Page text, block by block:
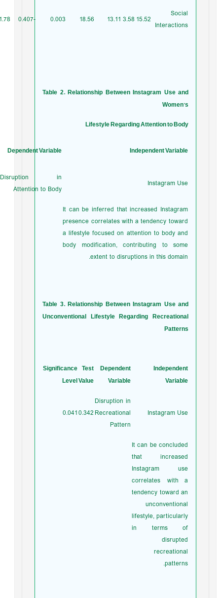
Social
Interactions
15.52
3.58
13.11
18.56
0.003
1.78
Table 2. Relationship Between Instagram Use and
Women’s
Lifestyle Regarding Attention to Body
Independent Variable
Dependent Variable
Instagram Use
Disruption in
Attention to Body
It can be inferred that increased Instagram
presence correlates with a tendency toward
a lifestyle focused on attention to body and
body modification, contributing to some
extent to disruptions in this domain.
Table 3. Relationship Between Instagram Use and
Unconventional Lifestyle Regarding Recreational
Patterns
Independent
Variable
Dependent
Variable
Test
Value
Significance
Level
Instagram Use
Disruption in
Recreational
Pattern
0.342
0.041
It can be concluded
that increased
Instagram use
correlates with a
tendency toward an
unconventional
lifestyle, particularly
in terms of
disrupted
recreational
patterns.